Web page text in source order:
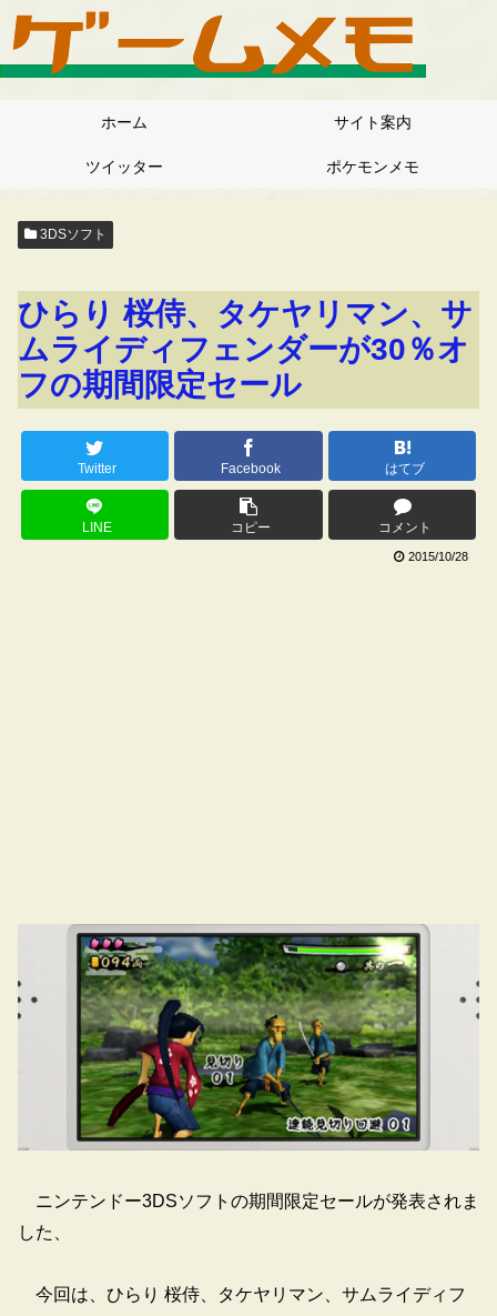
ホーム サイト案内
ツイッター ポケモンメモ
3DSソフト
ひらり 桜侍、タケヤリマン、サ
ムライディフェンダーが30％オ
フの期間限定セール
Twitter Facebook はてブ
LINE コピー コメント
2015/10/28
ニンテンドー3DSソフトの期間限定セールが発表されま
した、
今回は、ひらり 桜侍、タケヤリマン、サムライディフ